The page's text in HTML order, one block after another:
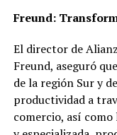
Freund:
El director de
Freund, aseguró
de la región Sur y
productividad a
comercio, así como